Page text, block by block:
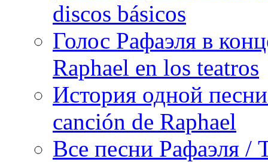
discos básicos
Голос Рафаэля в
Raphael en los teatros
История одной
canción de Raphael
Все песни Рафаэля /